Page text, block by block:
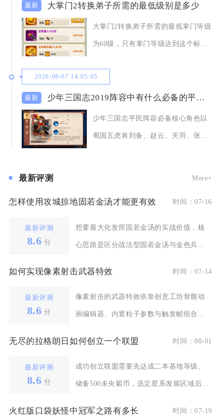
大掌门2转换弟子所需的最低级别是多少
大掌门2转换弟子所需的最低掌门等级
为60级，只有掌门等级达到这个标
2026-08-07 14:05:05
少年三国志2019阵容中有什么必备的平民角色
少年三国志平民阵容必备核心角色以
蜀国五虎将刘备、赵云、关羽、张
最新评测 More+
怎样使用攻城掠地固若金汤才能更有效 时间：07-16
最新评测
8.6 分
想要最大化发挥固若金汤的实战价值，核
心思路是区分战法型固若金汤与金色兵书
如何实现像素射击武器特效 时间：07-14
最新评测
8.6 分
像素射击的武器特效依靠创意工坊骨骼动
画编辑器、内置粒子参数与触发帧组合三
无尽的拉格朗日如何创立一个联盟 时间：08-01
最新评测
8.6 分
成功创立联盟需要先达成二本基地等级、
储备500未央紫币，选定星系发展区域后打
火红版口袋妖怪中冠军之路有多长 时间：07-19